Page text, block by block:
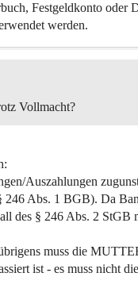
Festgeldkonto oder
werden.
Vollmacht?
Auszahlungen
Abs. 1 BGB). Da
des § 246 Abs. 2 StGB
muss die
ist - es muss nicht